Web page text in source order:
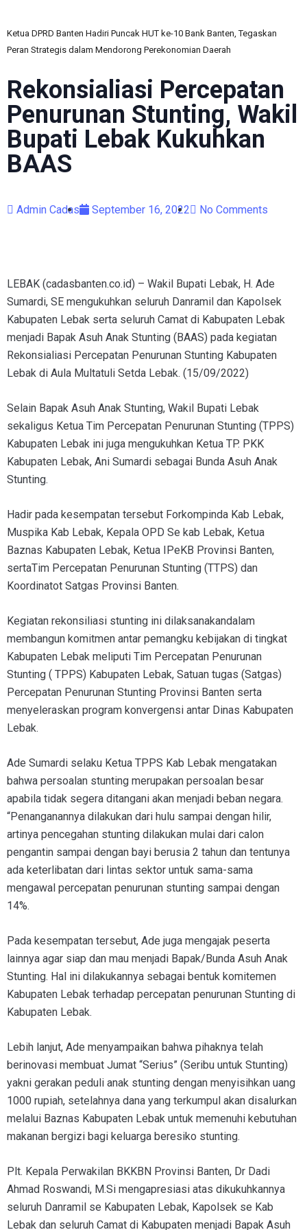
Ketua DPRD Banten Hadiri Puncak HUT ke-10 Bank Banten, Tegaskan
Peran Strategis dalam Mendorong Perekonomian Daerah
Rekonsialiasi Percepatan
Penurunan Stunting, Wakil
Bupati Lebak Kukuhkan
BAAS
Admin Cadas September 16, 2022 No Comments
LEBAK (cadasbanten.co.id) – Wakil Bupati Lebak, H. Ade
Sumardi, SE mengukuhkan seluruh Danramil dan Kapolsek
Kabupaten Lebak serta seluruh Camat di Kabupaten Lebak
menjadi Bapak Asuh Anak Stunting (BAAS) pada kegiatan
Rekonsialiasi Percepatan Penurunan Stunting Kabupaten
Lebak di Aula Multatuli Setda Lebak. (15/09/2022)
Selain Bapak Asuh Anak Stunting, Wakil Bupati Lebak
sekaligus Ketua Tim Percepatan Penurunan Stunting (TPPS)
Kabupaten Lebak ini juga mengukuhkan Ketua TP. PKK
Kabupaten Lebak, Ani Sumardi sebagai Bunda Asuh Anak
Stunting.
Hadir pada kesempatan tersebut Forkompinda Kab Lebak,
Muspika Kab Lebak, Kepala OPD Se kab Lebak, Ketua
Baznas Kabupaten Lebak, Ketua IPeKB Provinsi Banten,
sertaTim Percepatan Penurunan Stunting (TTPS) dan
Koordinatot Satgas Provinsi Banten.
Kegiatan rekonsiliasi stunting ini dilaksanakandalam
membangun komitmen antar pemangku kebijakan di tingkat
Kabupaten Lebak meliputi Tim Percepatan Penurunan
Stunting ( TPPS) Kabupaten Lebak, Satuan tugas (Satgas)
Percepatan Penurunan Stunting Provinsi Banten serta
menyeleraskan program konvergensi antar Dinas Kabupaten
Lebak.
Ade Sumardi selaku Ketua TPPS Kab Lebak mengatakan
bahwa persoalan stunting merupakan persoalan besar
apabila tidak segera ditangani akan menjadi beban negara.
“Penanganannya dilakukan dari hulu sampai dengan hilir,
artinya pencegahan stunting dilakukan mulai dari calon
pengantin sampai dengan bayi berusia 2 tahun dan tentunya
ada keterlibatan dari lintas sektor untuk sama-sama
mengawal percepatan penurunan stunting sampai dengan
14%.
Pada kesempatan tersebut, Ade juga mengajak peserta
lainnya agar siap dan mau menjadi Bapak/Bunda Asuh Anak
Stunting. Hal ini dilakukannya sebagai bentuk komitemen
Kabupaten Lebak terhadap percepatan penurunan Stunting di
Kabupaten Lebak.
Lebih lanjut, Ade menyampaikan bahwa pihaknya telah
berinovasi membuat Jumat “Serius” (Seribu untuk Stunting)
yakni gerakan peduli anak stunting dengan menyisihkan uang
1000 rupiah, setelahnya dana yang terkumpul akan disalurkan
melalui Baznas Kabupaten Lebak untuk memenuhi kebutuhan
makanan bergizi bagi keluarga beresiko stunting.
Plt. Kepala Perwakilan BKKBN Provinsi Banten, Dr Dadi
Ahmad Roswandi, M.Si mengapresiasi atas dikukuhkannya
seluruh Danramil se Kabupaten Lebak, Kapolsek se Kab
Lebak dan seluruh Camat di Kabupaten menjadi Bapak Asuh